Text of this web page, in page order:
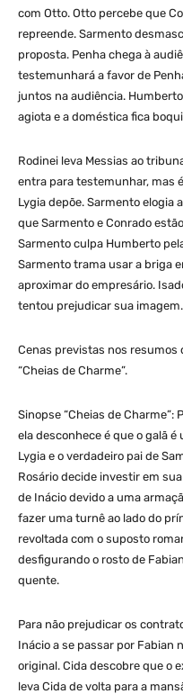
com Otto. Otto percebe que
repreende. Sarmento
proposta. Penha chega à
testemunhará a favor de
juntos na audiência.
agiota e a doméstica fica
Rodinei leva Messias ao
entra para testemunhar, mas
Lygia depõe. Sarmento elogia
que Sarmento e Conrado
Sarmento culpa Humberto
Sarmento trama usar a briga
aproximar do empresário.
tentou prejudicar sua imagem.
Cenas previstas nos resumos
“Cheias de Charme”.
Sinopse “Cheias de Charme”:
ela desconhece é que o galã
Lygia e o verdadeiro pai de
Rosário decide investir em
de Inácio devido a uma
fazer uma turnê ao lado do
revoltada com o suposto
desfigurando o rosto de
quente.
Para não prejudicar os
Inácio a se passar por Fabian
original. Cida descobre que o
leva Cida de volta para a